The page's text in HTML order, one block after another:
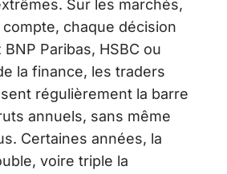
Sur les marchés,
chaque décision
Paribas, HSBC ou
la finance, les traders
régulièrement la barre
annuels, sans même
Certaines années, la
voire triple la